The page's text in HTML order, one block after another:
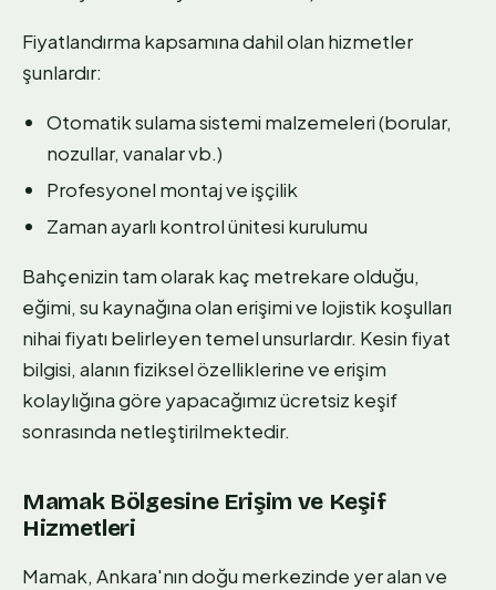
Fiyatlandırma kapsamına dahil olan hizmetler
şunlardır:
Otomatik sulama sistemi malzemeleri (borular,
nozullar, vanalar vb.)
Profesyonel montaj ve işçilik
Zaman ayarlı kontrol ünitesi kurulumu
Bahçenizin tam olarak kaç metrekare olduğu,
eğimi, su kaynağına olan erişimi ve lojistik koşulları
nihai fiyatı belirleyen temel unsurlardır. Kesin fiyat
bilgisi, alanın fiziksel özelliklerine ve erişim
kolaylığına göre yapacağımız ücretsiz keşif
sonrasında netleştirilmektedir.
Mamak Bölgesine Erişim ve Keşif
Hizmetleri
Mamak, Ankara'nın doğu merkezinde yer alan ve